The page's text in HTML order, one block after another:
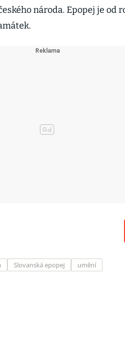
národa. Epopej je od
Slovanská epopej umění